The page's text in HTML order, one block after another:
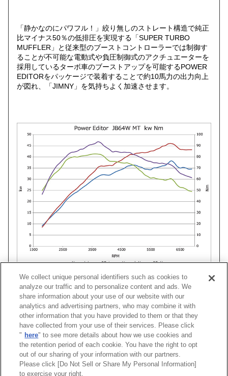
「静かなのにパワフル！」絞り無しのストレート構造で純正
比マイナス50％の低排圧を実現する「SUPER TURBO
MUFFLER」と従来型のブーストコントローラーでは制御す
ることが不可能な電動式や負圧制御式のアクチュエーターを
採用しているターボ車のブーストアップを可能するPOWER
EDITORをパッケージで装着することで約10馬力の出力向上
が図れ、「JIMNY」を気持ちよく加速させます。
車種 型式 エンジン 年式 コードNo.
ジムニー JB64W R06A 18/07 - 31031-AS001
]
We collect unique personal identifiers such as cookies to
analyze our traffic and to personalize content and ads. We
share information about your use of our website with our
analytics and advertising partners, who may combine it with
other information that you have provided to them or that they
have collected from your use of their services. Please click
" here" to see more details about how we use cookies and
the retention period of each cookie. You have the right to opt
out of our sharing of your information with our partners.
Please click [Do Not Sell or Share My Personal Information]
to exercise your right.